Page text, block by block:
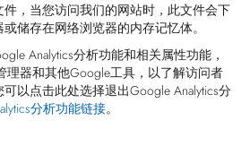
，当您访问我们的网站时，此文件会下
储存在网络浏览器的内存记忆体。
Analytics分析功能和相关属性功能，
理器和其他Google工具，以了解访问者
以点击此处选择退出Google Analytics分
分析功能链接。